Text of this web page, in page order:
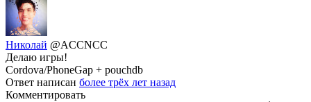
Николай @ACCNCC
Делаю игры!
Cordova/PhoneGap + pouchdb
Ответ написан более трёх лет назад
Комментировать